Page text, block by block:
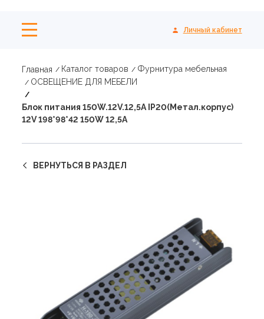
Личный кабинет
Главная Каталог товаров
Фурнитура мебельная
ОСВЕЩЕНИЕ ДЛЯ МЕБЕЛИ
Блок питания 150W.12V.12,5A IP20(Метал.корпус)
12V 198*98*42 150W 12,5A
ВЕРНУТЬСЯ В РАЗДЕЛ